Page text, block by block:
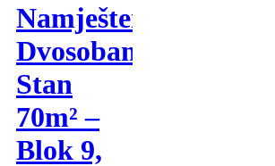
Namješten
Dvosoban
Stan
70m² –
Blok 9,